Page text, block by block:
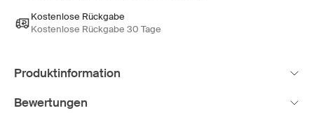
Kostenlose Rückgabe
Kostenlose Rückgabe 30 Tage
Produktinformation
Bewertungen